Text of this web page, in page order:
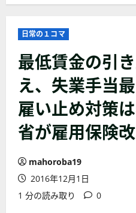
日常の１コマ
最低賃金の引
え、失業手当
雇い止め対策
省が雇用保険
mahoroba19
2016年12月1日
1 分の読み取り
0